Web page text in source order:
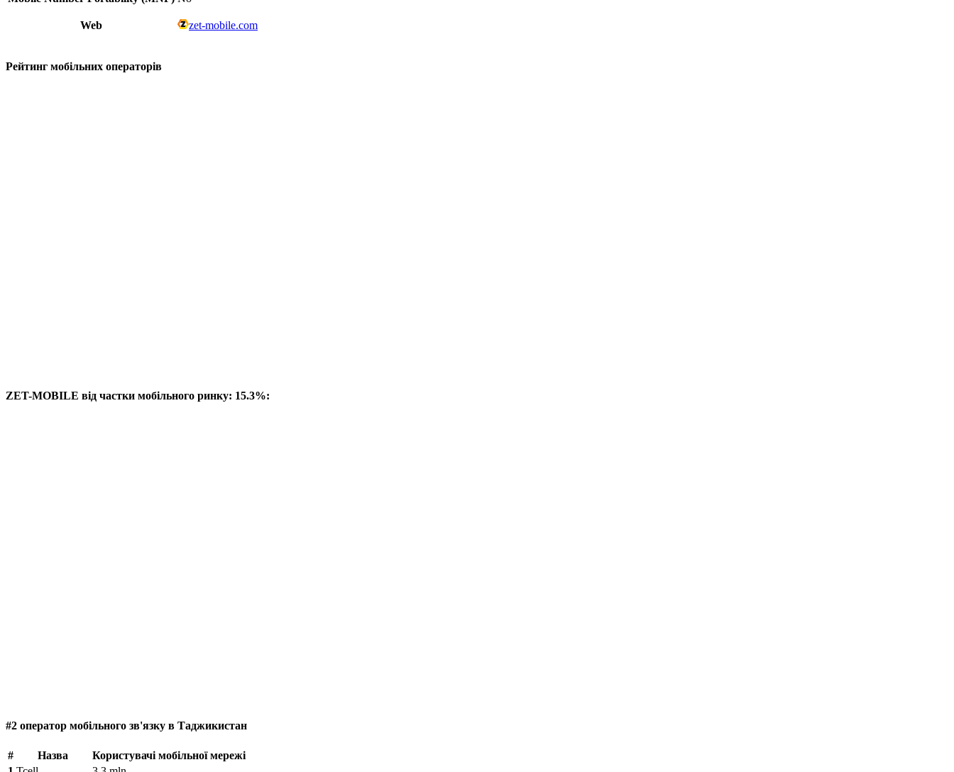
Web zet-mobile.com
Рейтинг мобільних операторів
ZET-MOBILE від частки мобільного ринку: 15.3%:
#2 оператор мобільного зв'язку в Таджикистан
# Назва
Користувачі мобільної мережі